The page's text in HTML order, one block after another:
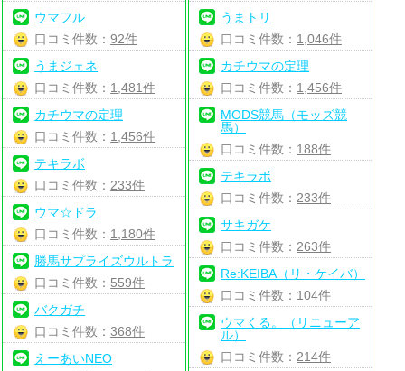
ウマフル
口コミ件数：92件
うまジェネ
口コミ件数： 1,481件
カチウマの定理
口コミ件数： 1,456件
テキラボ
口コミ件数： 233件
ウマ☆ドラ
口コミ件数： 1,180件
勝馬サプライズウルトラ
口コミ件数： 559件
バクガチ
口コミ件数：368件
えーあいNEO
うまトリ
口コミ件数： 1,046件
カチウマの定理
口コミ件数： 1,456件
MODS競馬（モッズ競
馬）
口コミ件数： 188件
テキラボ
口コミ件数： 233件
サキガケ
口コミ件数： 263件
Re:KEIBA（リ・ケイバ）
口コミ件数： 104件
ウマくる。（リニューア
ル）
口コミ件数： 214件